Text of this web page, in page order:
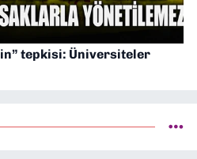
tepkisi: Üniversiteler